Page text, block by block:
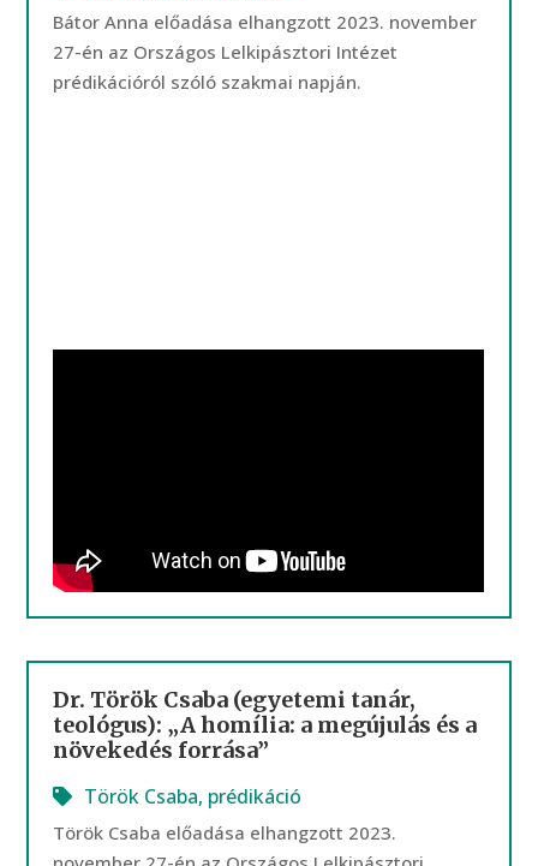
Bátor Anna előadása elhangzott 2023. november
27-én az Országos Lelkipásztori Intézet
prédikációról szóló szakmai napján.
Dr. Török Csaba (egyetemi tanár,
teológus): „A homília: a megújulás és a
növekedés forrása”
Török Csaba, prédikáció
Török Csaba előadása elhangzott 2023.